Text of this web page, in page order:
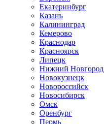
Екатеринбург
Казань
Калининград
Кемерово
Краснодар
Красноярск
Липецк
Нижний Новгород
Новокузнецк
Новороссийск
Новосибирск
Омск
Оренбург
Пермь